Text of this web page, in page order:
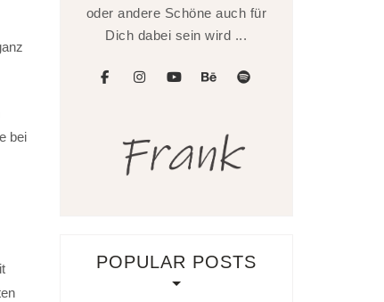
bei
oder andere Schöne auch für
Dich dabei sein wird ...
facebook
instagram
youtube
behance
POPULAR POSTS